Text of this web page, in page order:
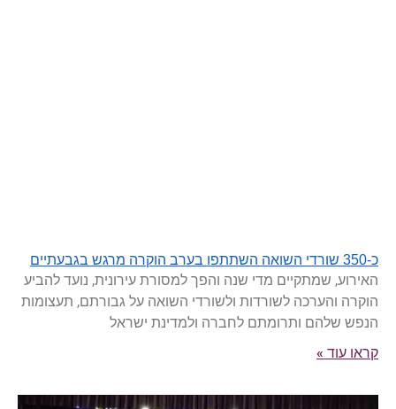
כ-350 שורדי השואה השתתפו בערב הוקרה מרגש בגבעתיים
האירוע, שמתקיים מדי שנה והפך למסורת עירונית, נועד להביע
הוקרה והערכה לשורדות ולשורדי השואה על גבורתם, תעצומות
הנפש שלהם ותרומתם לחברה ולמדינת ישראל
קראו עוד »